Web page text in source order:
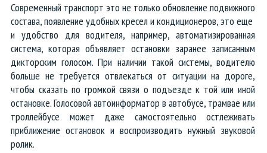
Джинглы, отбивки, заставки
Тексты и сценарии для роликов
Аудиокниги, озвучка рассказов
Голосовые экскурсии и гиды
Анонсы концертов и выступлений
Современный транспорт это не только обновление подвижного
состава, появление удобных кресел и кондиционеров, это еще
и удобство для водителя, например, автоматизированная
система, которая объявляет остановки заранее записанным
дикторским голосом. При наличии такой системы, водителю
больше не требуется отвлекаться от ситуации на дороге,
чтобы сказать по громкой связи о подъезде к той или иной
остановке. Голосовой автоинформатор в автобусе, трамвае или
троллейбусе может даже самостоятельно остлеживать
приближение остановок и воспроизводить нужный звуковой
ролик.